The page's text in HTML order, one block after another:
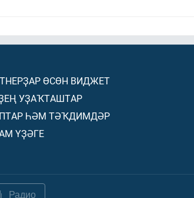
ӨСӨН ВИДЖЕТ
УҘАҠТАШТАР
ҺӘМ ТӘҠДИМДӘР
ҮҘӘГЕ
Радио